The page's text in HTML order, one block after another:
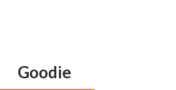
Goodie